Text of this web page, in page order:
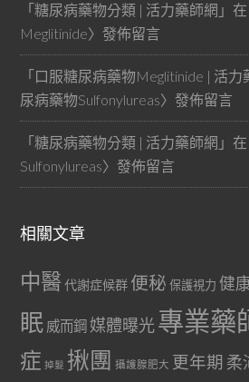
「糖尿病藥物分類 | 活力藥師網 」
Meglitinide〉發佈留言
「口服糖尿病藥物Meglitinide | 活力
尿病藥物Sulfonylureas〉發佈留言
「糖尿病藥物分類 | 活力藥師網 」
Sulfonylureas〉發佈留言
相關文章
中醫代謝症候群 便秘 保護視力 健
眠 威而鋼 媒體曝光專業藥
症 掉髮 揪團 攝護腺肥大 更年期 柔